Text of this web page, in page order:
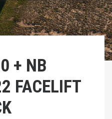
+ NB
FACELIFT